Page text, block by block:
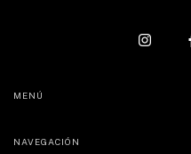
MENÚ
NAVEGACIÓN